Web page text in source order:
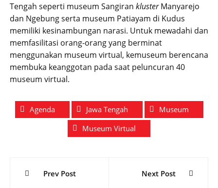
Tengah seperti museum Sangiran klusterManyarejo
dan Ngebung serta museum Patiayam di Kudus
memiliki kesinambungan narasi. Untuk mewadahi dan
memfasilitasi orang-orang yang berminat
menggunakan museum virtual, kemuseum berencana
membuka keanggotan pada saat peluncuran 40
museum virtual.
Agenda Jawa Tengah
Museum
Museum Virtual
Prev Post Next Post